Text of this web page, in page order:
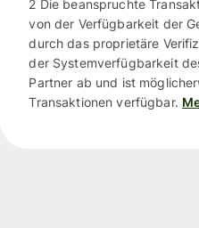
2 Die beanspruchte
von der Verfügbarkeit der
durch das proprietäre
der Systemverfügbarkeit
Partner ab und ist
Transaktionen verfügbar.